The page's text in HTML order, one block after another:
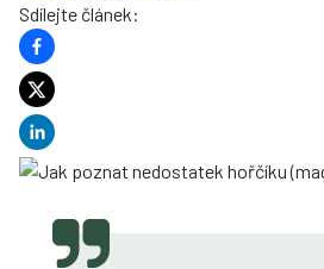
Sdílejte článek: